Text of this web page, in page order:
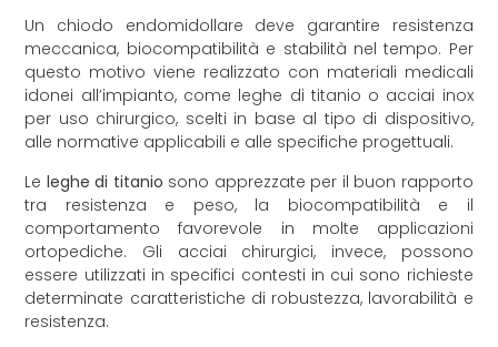
Un chiodo endomidollare deve garantire resistenza
meccanica, biocompatibilità e stabilità nel tempo. Per
questo motivo viene realizzato con materiali medicali
idonei all’impianto, come leghe di titanio o acciai inox
per uso chirurgico, scelti in base al tipo di dispositivo,
alle normative applicabili e alle specifiche progettuali.
Le leghe di titanio sono apprezzate per il buon rapporto
tra resistenza e peso, la biocompatibilità e il
comportamento favorevole in molte applicazioni
ortopediche. Gli acciai chirurgici, invece, possono
essere utilizzati in specifici contesti in cui sono richieste
determinate caratteristiche di robustezza, lavorabilità e
resistenza.